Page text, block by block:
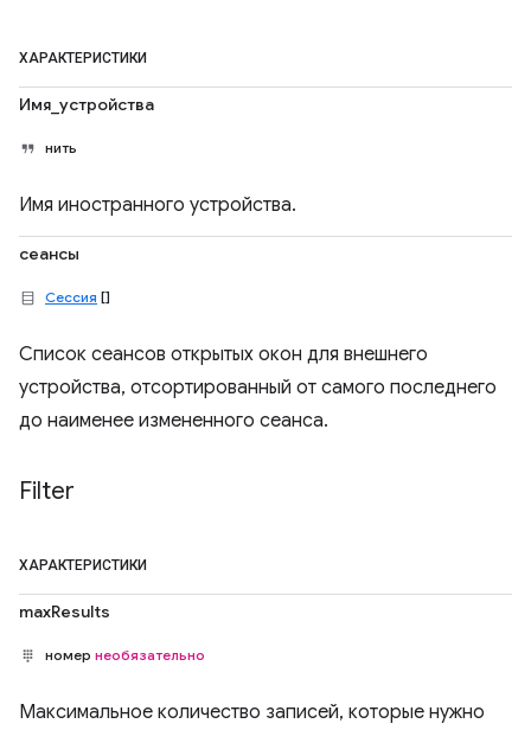
ХАРАКТЕРИСТИКИ
Имя_устройства
нить
Имя иностранного устройства.
сеансы
Сессия []
Список сеансов открытых окон для внешнего
устройства, отсортированный от самого последнего
до наименее измененного сеанса.
Filter
ХАРАКТЕРИСТИКИ
maxResults
номер необязательно
Максимальное количество записей, которые нужно